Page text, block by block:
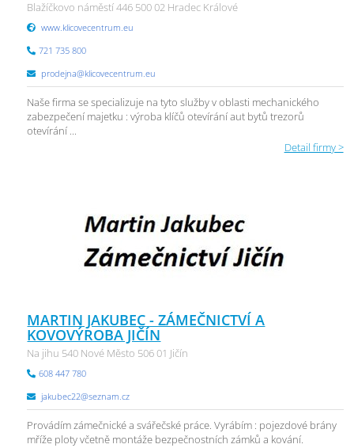
Blažíčkovo náměstí 446 500 02 Hradec Králové
www.klicovecentrum.eu
721 735 800
prodejna@klicovecentrum.eu
Naše firma se specializuje na tyto služby v oblasti mechanického
zabezpečení majetku : výroba klíčů otevírání aut bytů trezorů
otevírání ...
Detail firmy >
MARTIN JAKUBEC - ZÁMEČNICTVÍ A
KOVOVÝROBA JIČÍN
Na jihu 540 Nové Město 506 01 Jičín
608 447 780
jakubec22@seznam.cz
Provádím zámečnické a svářečské práce. Vyrábím : pojezdové brány
mříže ploty včetně montáže bezpečnostních zámků a kování.